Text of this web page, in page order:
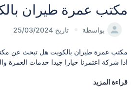
مكتب عمرة طيران
بواسطة تاريخ 25/03/2024
مكتب عمرة طيران بالكويت هل تبحث عن
اذا شركة اعتمرنا خيارا جيدا خدمات العمرة
قراءة المزيد